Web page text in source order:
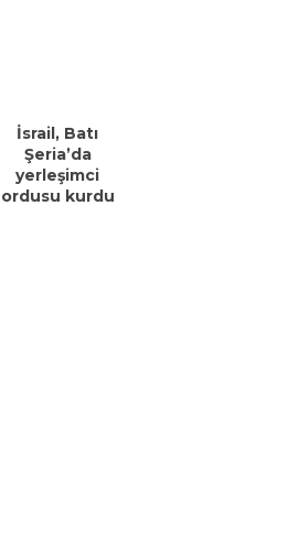
İsrail, Batı
Şeria’da
yerleşimci
ordusu kurdu